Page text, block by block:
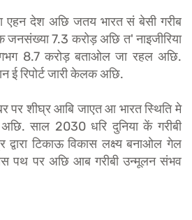
एहन देश अछि जतय भारत सं बेसी गरीब
जनसंख्या 7.3 करोड़ अछि त' नाइजीरिया
8.7 करोड़ बताओल जा रहल अछि.
रिपोर्ट जारी केलक अछि.
पर शीघ्र आबि जाएत आ भारत स्थिति मे
साल 2030 धरि दुनिया कें गरीबी
टिकाऊ विकास लक्ष्य बनाओल गेल
पथ पर अछि आब गरीबी उन्मूलन संभव